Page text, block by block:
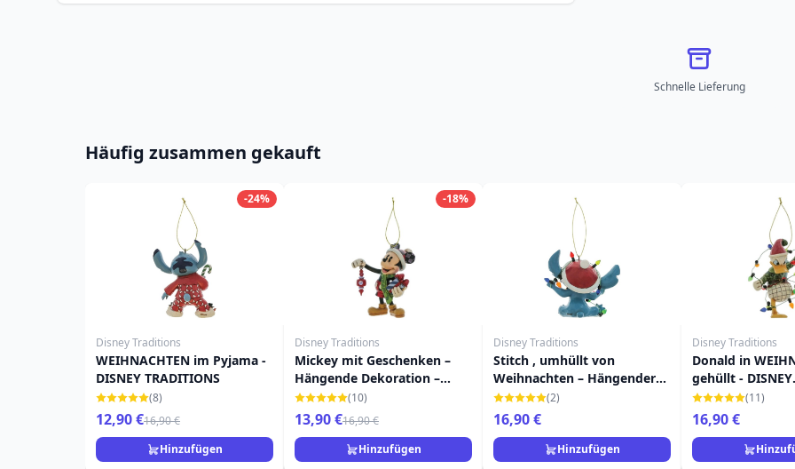
Schnelle Lieferung
Häufig zusammen gekauft
-24%
Disney Traditions
WEIHNACHTEN im Pyjama -
DISNEY TRADITIONS
(8)
12,90 €16,90 €
Hinzufügen
-18%
Disney Traditions
Mickey mit Geschenken –
Hängende Dekoration –
DISNEY TRADITIONS
(10)
13,90 €16,90 €
Hinzufügen
Disney Traditions
Stitch , umhüllt von
Weihnachten – Hängender
Schmuck – DISNEY
TRADITIONS
(2)
16,90 €
Hinzufügen
Disney Traditions
Donald in
gehüllt - DISNEY
TRADITIONS
(11)
16,90 €